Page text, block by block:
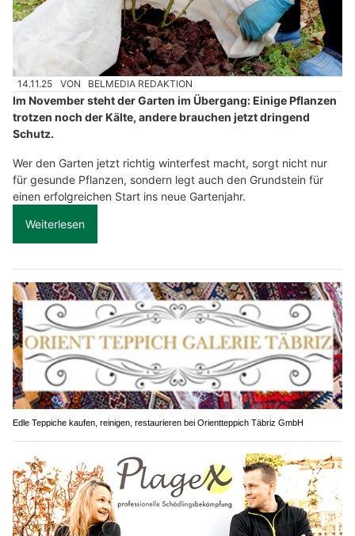
14.11.25 VON BELMEDIA REDAKTION
Im November steht der Garten im Übergang: Einige Pflanzen
trotzen noch der Kälte, andere brauchen jetzt dringend
Schutz.
Wer den Garten jetzt richtig winterfest macht, sorgt nicht nur
für gesunde Pflanzen, sondern legt auch den Grundstein für
einen erfolgreichen Start ins neue Gartenjahr.
Weiterlesen
Edle Teppiche kaufen, reinigen, restaurieren bei Orientteppich Täbriz GmbH